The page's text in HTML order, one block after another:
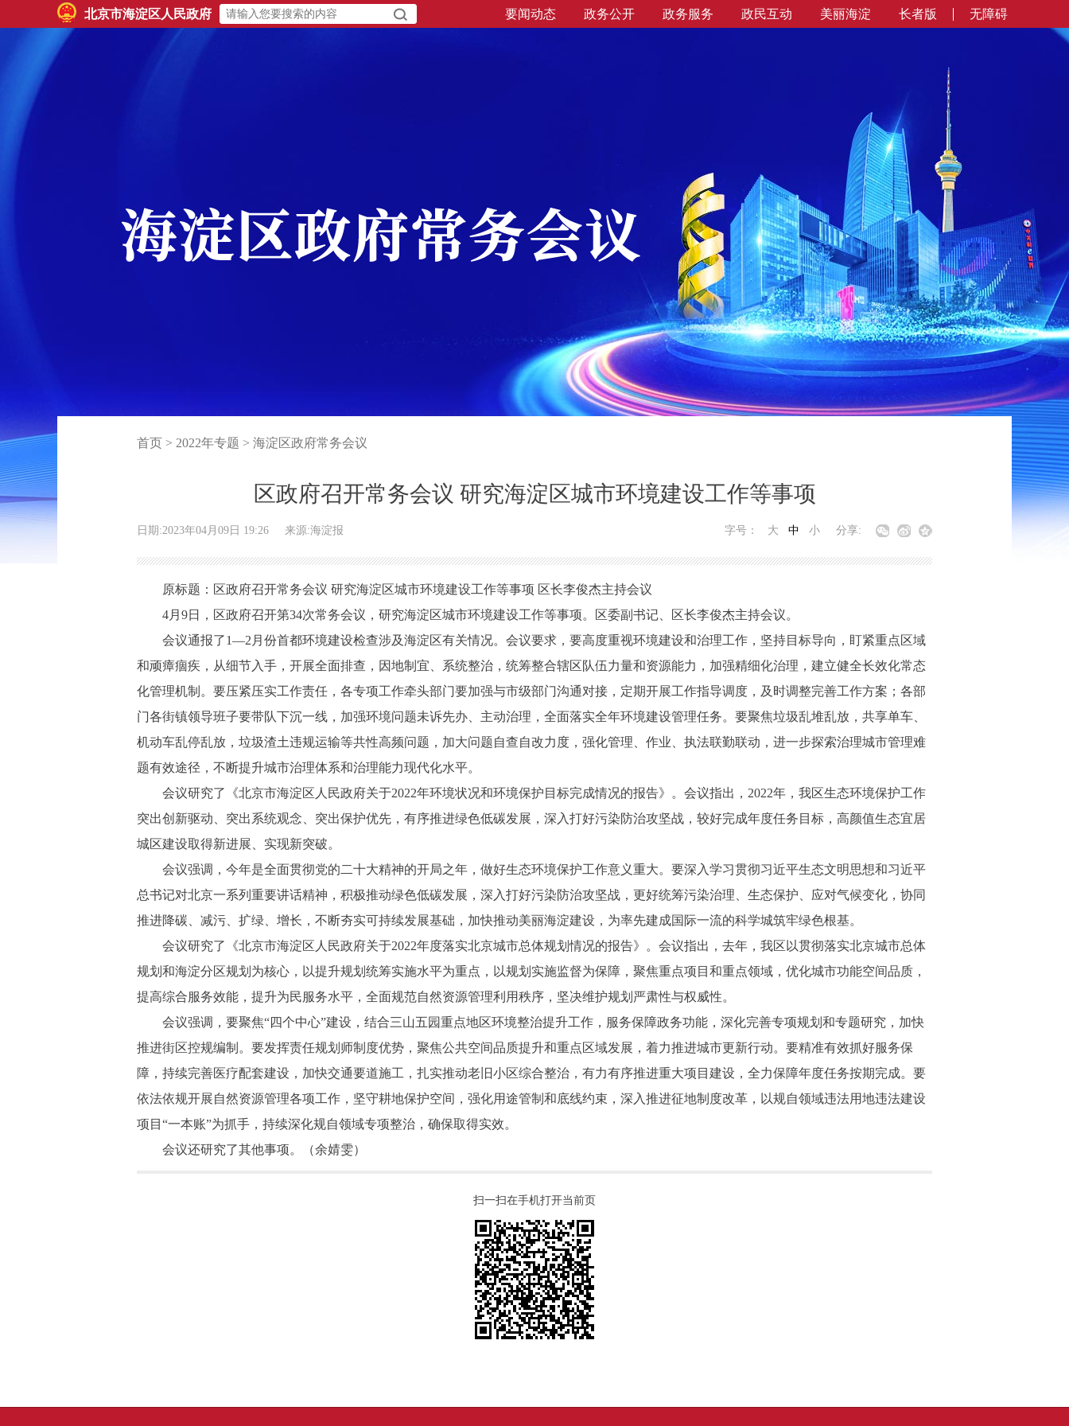
北京市海淀区人民政府 要闻动态 政务公开 政务服务 政民互动 美丽海淀 长者版 无障碍
首页 > 2022年专题 > 海淀区政府常务会议
区政府召开常务会议 研究海淀区城市环境建设工作等事项
日期:2023年04月09日 19:26 来源:海淀报 分享:
字号： 大 中 小
原标题：区政府召开常务会议 研究海淀区城市环境建设工作等事项 区长李俊杰主持会议
4月9日，区政府召开第34次常务会议，研究海淀区城市环境建设工作等事项。区委副书记、区长李俊杰主持会议。
会议通报了1—2月份首都环境建设检查涉及海淀区有关情况。会议要求，要高度重视环境建设和治理工作，坚持目标导向，盯紧重点区域
和顽瘴痼疾，从细节入手，开展全面排查，因地制宜、系统整治，统筹整合辖区队伍力量和资源能力，加强精细化治理，建立健全长效化常态
化管理机制。要压紧压实工作责任，各专项工作牵头部门要加强与市级部门沟通对接，定期开展工作指导调度，及时调整完善工作方案；各部
门各街镇领导班子要带队下沉一线，加强环境问题未诉先办、主动治理，全面落实全年环境建设管理任务。要聚焦垃圾乱堆乱放，共享单车、
机动车乱停乱放，垃圾渣土违规运输等共性高频问题，加大问题自查自改力度，强化管理、作业、执法联勤联动，进一步探索治理城市管理难
题有效途径，不断提升城市治理体系和治理能力现代化水平。
会议研究了《北京市海淀区人民政府关于2022年环境状况和环境保护目标完成情况的报告》。会议指出，2022年，我区生态环境保护工作
突出创新驱动、突出系统观念、突出保护优先，有序推进绿色低碳发展，深入打好污染防治攻坚战，较好完成年度任务目标，高颜值生态宜居
城区建设取得新进展、实现新突破。
会议强调，今年是全面贯彻党的二十大精神的开局之年，做好生态环境保护工作意义重大。要深入学习贯彻习近平生态文明思想和习近平
总书记对北京一系列重要讲话精神，积极推动绿色低碳发展，深入打好污染防治攻坚战，更好统筹污染治理、生态保护、应对气候变化，协同
推进降碳、减污、扩绿、增长，不断夯实可持续发展基础，加快推动美丽海淀建设，为率先建成国际一流的科学城筑牢绿色根基。
会议研究了《北京市海淀区人民政府关于2022年度落实北京城市总体规划情况的报告》。会议指出，去年，我区以贯彻落实北京城市总体
规划和海淀分区规划为核心，以提升规划统筹实施水平为重点，以规划实施监督为保障，聚焦重点项目和重点领域，优化城市功能空间品质，
提高综合服务效能，提升为民服务水平，全面规范自然资源管理利用秩序，坚决维护规划严肃性与权威性。
会议强调，要聚焦“四个中心”建设，结合三山五园重点地区环境整治提升工作，服务保障政务功能，深化完善专项规划和专题研究，加快
推进街区控规编制。要发挥责任规划师制度优势，聚焦公共空间品质提升和重点区域发展，着力推进城市更新行动。要精准有效抓好服务保
障，持续完善医疗配套建设，加快交通要道施工，扎实推动老旧小区综合整治，有力有序推进重大项目建设，全力保障年度任务按期完成。要
依法依规开展自然资源管理各项工作，坚守耕地保护空间，强化用途管制和底线约束，深入推进征地制度改革，以规自领域违法用地违法建设
项目“一本账”为抓手，持续深化规自领域专项整治，确保取得实效。
会议还研究了其他事项。
（余婧雯）
扫一扫在手机打开当前页